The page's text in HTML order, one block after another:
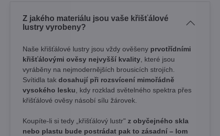
Z jakého materiálu jsou vaše křišťálové
lustry vyrobeny?
Naše křišťálové lustry jsou vždy ověšeny prvotřídními
křišťálovými ověsy nejvyšší kvality , které jsou
vyráběny na nejmodernějších brousicích strojích.
Svítidla tak dosahují při rozsvícení mimořádně
vysokého lesku , kdy rozklad světelného spektra přes
křišťálové ověsy násobí sílu žárovek. ​
Koupíte-li si tedy „křišťálový lustr" z obyčejného skla
nebo plastu bude postrádat pak to zásadní – lom